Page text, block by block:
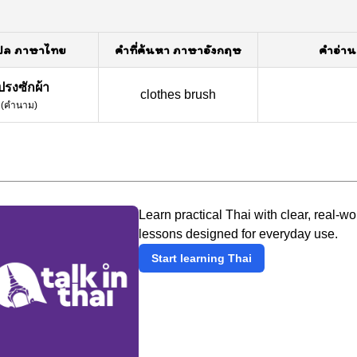
ภาษาไทย คำที่ค้นหา ภาษาอังกฤษ คำอ่าน
รงซักผ้า
(คำนาม)
clothes brush
Learn practical Thai with clear, real-
lessons designed for everyday use.
Start learning Thai